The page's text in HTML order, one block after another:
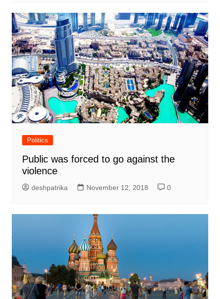
Politics
Public was forced to go against the
violence
deshpatrika November 12, 2018 0